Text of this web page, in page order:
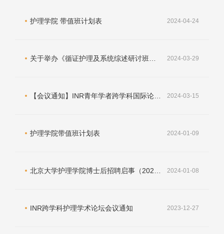
2024-04-24
护理学院 带值班计划表
2024-03-29
关于举办《循证护理及系统综述研讨班》的通知
2024-03-15
【会议通知】INR青年学者跨学科国际论坛（第一轮）
2024-01-09
护理学院带值班计划表
2024-01-08
北京大学护理学院博士后招聘启事（2024-第一轮)
2023-12-27
INR跨学科护理学术论坛会议通知